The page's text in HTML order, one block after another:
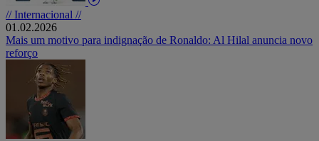
// Internacional //
01.02.2026
Mais um motivo para indignação de Ronaldo: Al Hilal anuncia novo
reforço